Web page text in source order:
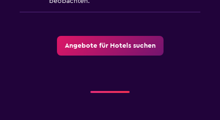
Angebote für Hotels suchen